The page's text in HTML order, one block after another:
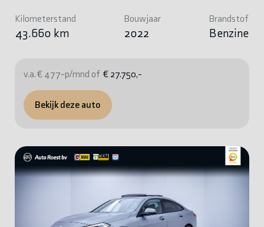
Kilometerstand
43.660 km
Bouwjaar
2022
Brandstof
Benzine
v.a. € 477-p/mnd of € 27.750,-
Bekijk deze auto